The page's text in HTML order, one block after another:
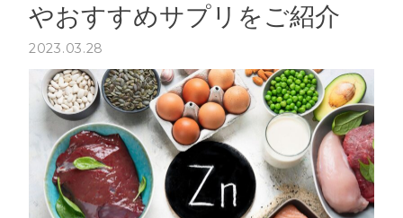
やおすすめサプリをご紹介
2023.03.28